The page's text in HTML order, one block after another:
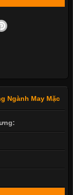
Ngành May Mặc